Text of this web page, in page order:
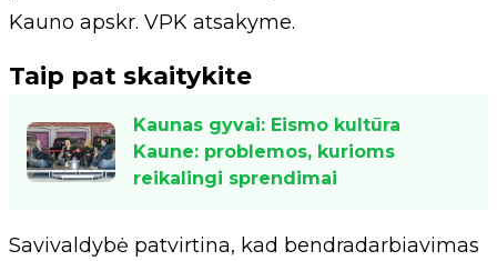
Kauno apskr. VPK atsakyme.
Taip pat skaitykite
Kaunas gyvai: Eismo kultūra
Kaune: problemos, kurioms
reikalingi sprendimai
Savivaldybė patvirtina, kad bendradarbiavimas